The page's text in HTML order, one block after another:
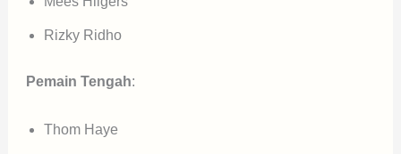
Rizky Ridho
Pemain Tengah:
Thom Haye